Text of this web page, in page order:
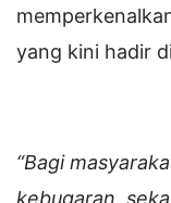
yang kini hadir
“Bagi
kebugaran,